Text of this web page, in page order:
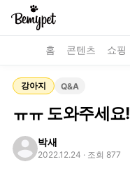
홈 콘텐츠 쇼핑
강아지 Q&A
ㅠㅠ 도와주세요!
박새
2022.12.24 · 조회 877